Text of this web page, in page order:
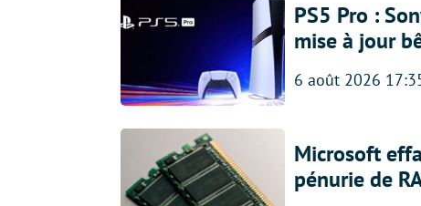
PS5 Pro :
mise à jour
6 août 2026
Microsoft
pénurie de